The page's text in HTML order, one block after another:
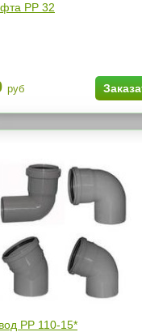
РР 32
руб
РР 110-15*